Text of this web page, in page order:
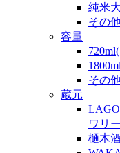
純米
その
容量
その
蔵元
ワリー
樋木